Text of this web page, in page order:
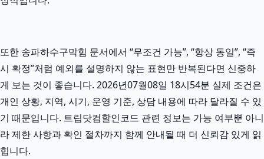
또한 송파하수구막힘 문서에서 “무조건 가능”, “항상 동일”, “즉
시 확정”처럼 예외를 설명하지 않는 표현만 반복된다면 신중하
게 보는 것이 좋습니다. 2026년07월08일 18시54분 실제 조건은
개인 상황, 지역, 시기, 운영 기준, 상담 내용에 따라 달라질 수 있
기 때문입니다. 트립닷컴할인코드 관련 정보는 가능 여부뿐 아니
라 제한 사항과 확인 절차까지 함께 안내될 때 더 신뢰감 있게 읽
힙니다.